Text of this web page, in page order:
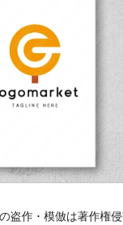
盗作・模倣は著作権